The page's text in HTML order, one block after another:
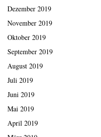
Dezember 2019
November 2019
Oktober 2019
September 2019
August 2019
Juli 2019
Juni 2019
Mai 2019
April 2019